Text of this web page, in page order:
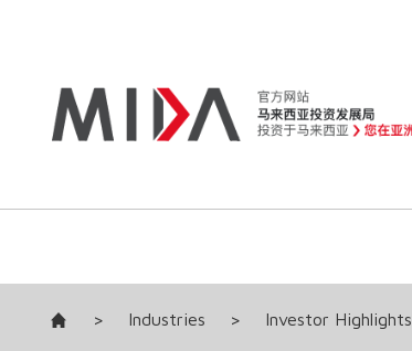
> Industries > Investor Highlights